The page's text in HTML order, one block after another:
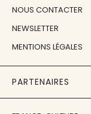
NOUS CONTACTER
NEWSLETTER
MENTIONS LÉGALES
PARTENAIRES